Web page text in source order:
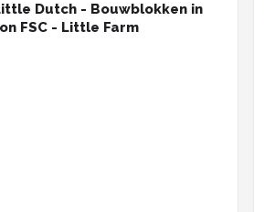
Dutch - Bouwblokken in
FSC - Little Farm